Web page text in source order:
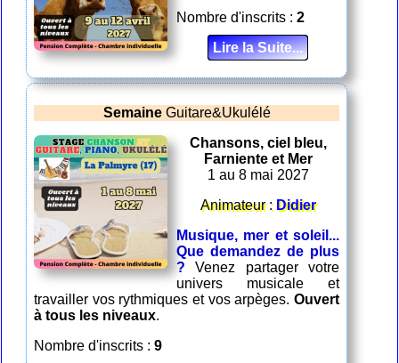
Nombre d'inscrits :2
Lire la Suite...
SemaineGuitare&Ukulélé
Chansons, ciel bleu,
Farniente et Mer
1 au 8 mai 2027
Animateur : Didier
Musique, mer et soleil...
Que demandez de plus
? Venez partager votre
univers musicale et
travailler vos rythmiques et vos arpèges. Ouvert
à tous les niveaux.
Nombre d'inscrits :9